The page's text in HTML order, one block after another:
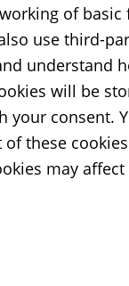
of
use third-
understand
will be
your consent.
these
may